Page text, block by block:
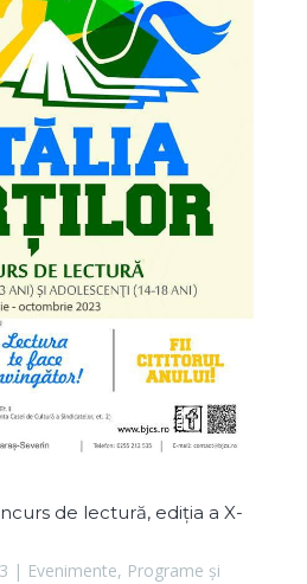
de lectură, ediția a X-
| Evenimente, Programe și